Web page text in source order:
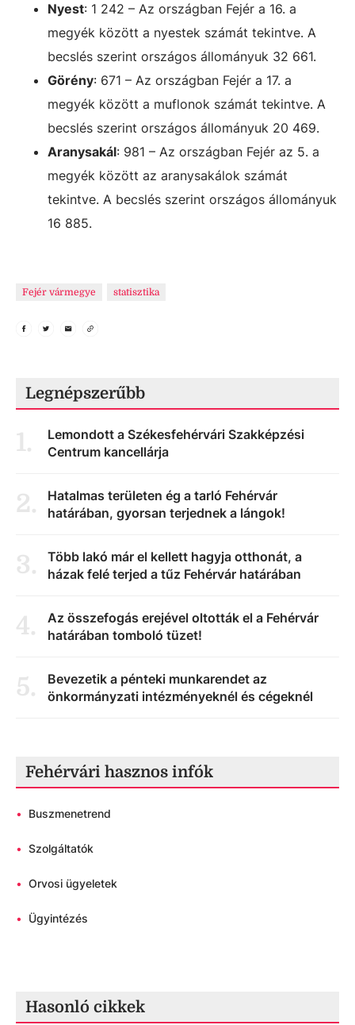
Nyest: 1 242 – Az országban Fejér a 16. a
megyék között a nyestek számát tekintve. A
becslés szerint országos állományuk 32 661.
Görény: 671 – Az országban Fejér a 17. a
megyék között a muflonok számát tekintve. A
becslés szerint országos állományuk 20 469.
Aranysakál: 981 – Az országban Fejér az 5. a
megyék között az aranysakálok számát
tekintve. A becslés szerint országos állományuk
16 885.
Fejér vármegye statisztika
Legnépszerűbb
1.
Lemondott a Székesfehérvári Szakképzési
Centrum kancellárja
2.
Hatalmas területen ég a tarló Fehérvár
határában, gyorsan terjednek a lángok!
3.
Több lakó már el kellett hagyja otthonát, a
házak felé terjed a tűz Fehérvár határában
4.
Az összefogás erejével oltották el a Fehérvár
határában tomboló tüzet!
5.
Bevezetik a pénteki munkarendet az
önkormányzati intézményeknél és cégeknél
Fehérvári hasznos infók
• Buszmenetrend
• Szolgáltatók
• Orvosi ügyeletek
• Ügyintézés
Hasonló cikkek